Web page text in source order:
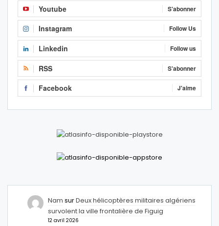
Youtube S'abonner
Instagram Follow Us
Linkedin Follow us
RSS S'abonner
Facebook J'aime
Nam surDeux hélicoptères militaires algériens
survolent la ville frontalière de Figuig
12 avril 2026